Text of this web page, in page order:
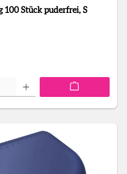
Omni Select Packung 100 Stück puderfrei, S
Wert ein oder benutze die